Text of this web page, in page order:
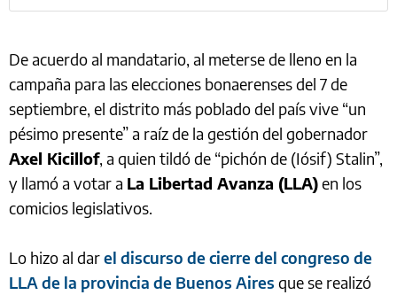
De acuerdo al mandatario, al meterse de lleno en la
campaña para las elecciones bonaerenses del 7 de
septiembre, el distrito más poblado del país vive “un
pésimo presente” a raíz de la gestión del gobernador
Axel Kicillof, a quien tildó de “pichón de (Iósif) Stalin”,
y llamó a votar a La Libertad Avanza (LLA)en los
comicios legislativos.
Lo hizo al darel discurso de cierre del congreso de
LLA de la provincia de Buenos Aires que se realizó